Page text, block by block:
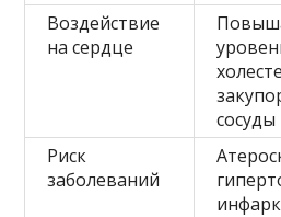
Воздействие
на сердце
сосуды
Риск
заболеваний